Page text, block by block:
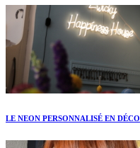
LE NEON PERSONNALISÉ EN DÉCO